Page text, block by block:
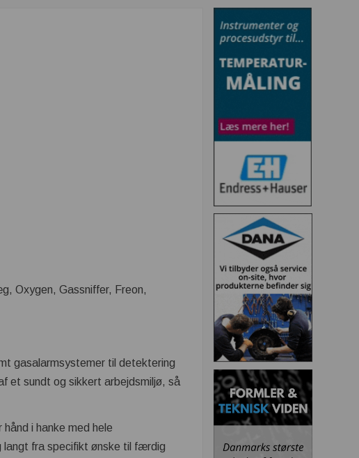
Oxygen, Gassniffer, Freon,
gasalarmsystemer til detektering
et sundt og sikkert arbejdsmiljø, så
i hanke med hele
langt fra specifikt ønske til færdig